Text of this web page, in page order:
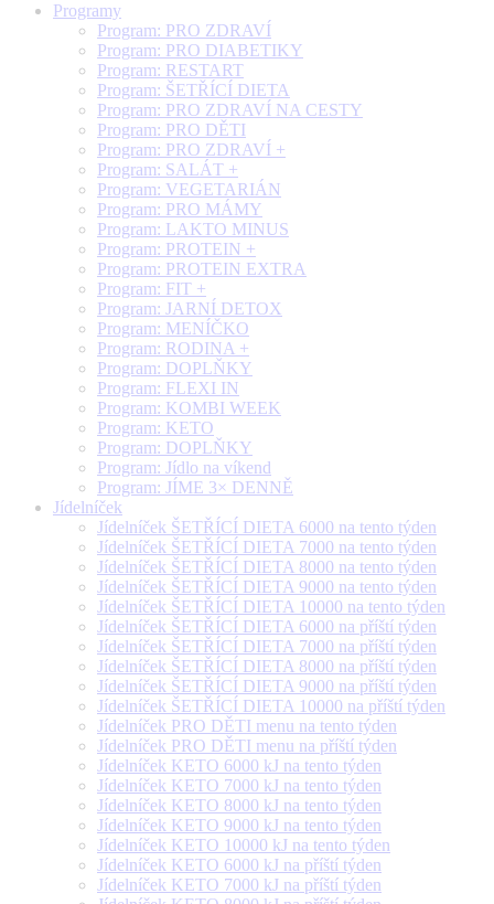
Programy
Program: PRO ZDRAVÍ
Program: PRO DIABETIKY
Program: RESTART
Program: ŠETŘÍCÍ DIETA
Program: PRO ZDRAVÍ NA CESTY
Program: PRO DĚTI
Program: PRO ZDRAVÍ +
Program: SALÁT +
Program: VEGETARIÁN
Program: PRO MÁMY
Program: LAKTO MINUS
Program: PROTEIN +
Program: PROTEIN EXTRA
Program: FIT +
Program: JARNÍ DETOX
Program: MENÍČKO
Program: RODINA +
Program: DOPLŇKY
Program: FLEXI IN
Program: KOMBI WEEK
Program: KETO
Program: DOPLŇKY
Program: Jídlo na víkend
Program: JÍME 3× DENNĚ
Jídelníček
Jídelníček ŠETŘÍCÍ DIETA 6000 na tento týden
Jídelníček ŠETŘÍCÍ DIETA 7000 na tento týden
Jídelníček ŠETŘÍCÍ DIETA 8000 na tento týden
Jídelníček ŠETŘÍCÍ DIETA 9000 na tento týden
Jídelníček ŠETŘÍCÍ DIETA 10000 na tento týden
Jídelníček ŠETŘÍCÍ DIETA 6000 na příští týden
Jídelníček ŠETŘÍCÍ DIETA 7000 na příští týden
Jídelníček ŠETŘÍCÍ DIETA 8000 na příští týden
Jídelníček ŠETŘÍCÍ DIETA 9000 na příští týden
Jídelníček ŠETŘÍCÍ DIETA 10000 na příští týden
Jídelníček PRO DĚTI menu na tento týden
Jídelníček PRO DĚTI menu na příští týden
Jídelníček KETO 6000 kJ na tento týden
Jídelníček KETO 7000 kJ na tento týden
Jídelníček KETO 8000 kJ na tento týden
Jídelníček KETO 9000 kJ na tento týden
Jídelníček KETO 10000 kJ na tento týden
Jídelníček KETO 6000 kJ na příští týden
Jídelníček KETO 7000 kJ na příští týden